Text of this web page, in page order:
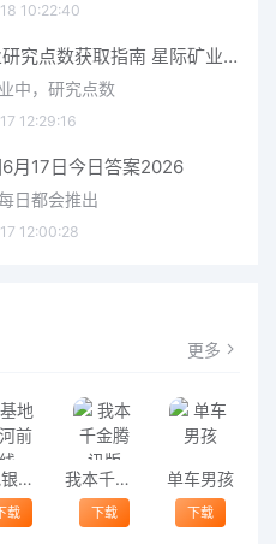
10:22:40
星际矿业研究点数获取指南 星际矿业研究点数获取方法
中，研究点数
12:29:16
月17日今日答案2026
日都会推出
12:00:28
更多
基地银河前线
载
我本千金腾讯版
下载
单车男孩
下载